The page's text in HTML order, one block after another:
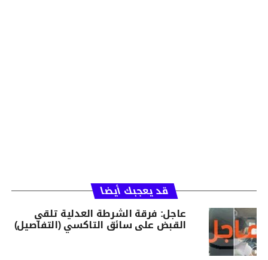
قد يعجبك أيضا
عاجل: فرقة الشرطة العدلية تلقي
القبض على سائق التاكسي (التفاصيل)